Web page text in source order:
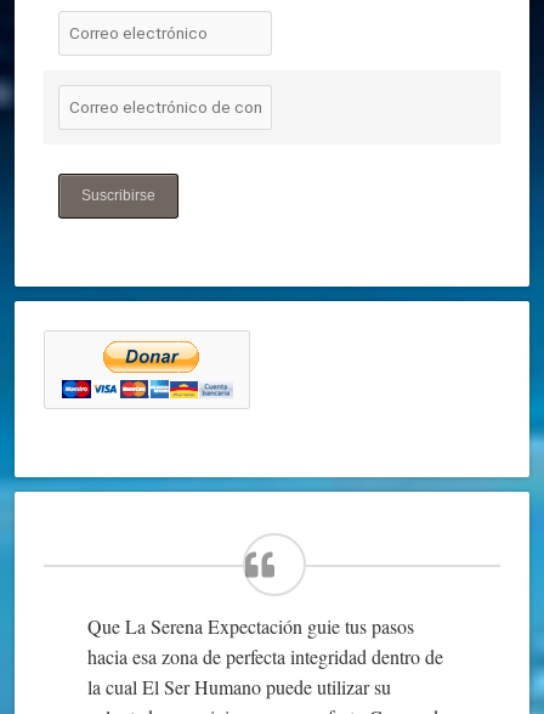
Suscribirse
Que La Serena Expectación guie tus pasos
hacia esa zona de perfecta integridad dentro de
la cual El Ser Humano puede utilizar su